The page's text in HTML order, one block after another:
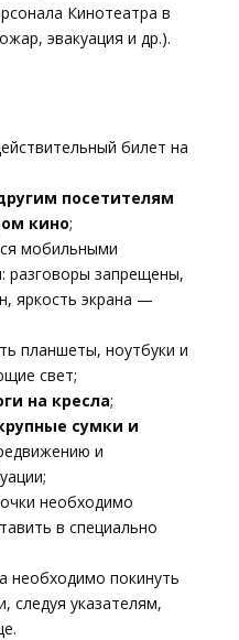
Кинотеатра в
эвакуация и др.).
билет на
посетителям
кино;
мобильными
разговоры запрещены,
яркость экрана —
планшеты, ноутбуки и
свет;
на кресла;
сумки и
и
необходимо
в специально
необходимо покинуть
следуя указателям,